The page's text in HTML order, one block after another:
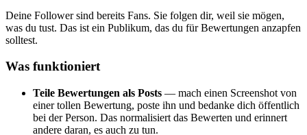
Deine Follower sind bereits Fans. Sie folgen dir, weil sie mögen,
was du tust. Das ist ein Publikum, das du für Bewertungen anzapfen
solltest.
Was funktioniert
Teile Bewertungen als Posts — mach einen Screenshot von
einer tollen Bewertung, poste ihn und bedanke dich öffentlich
bei der Person. Das normalisiert das Bewerten und erinnert
andere daran, es auch zu tun.